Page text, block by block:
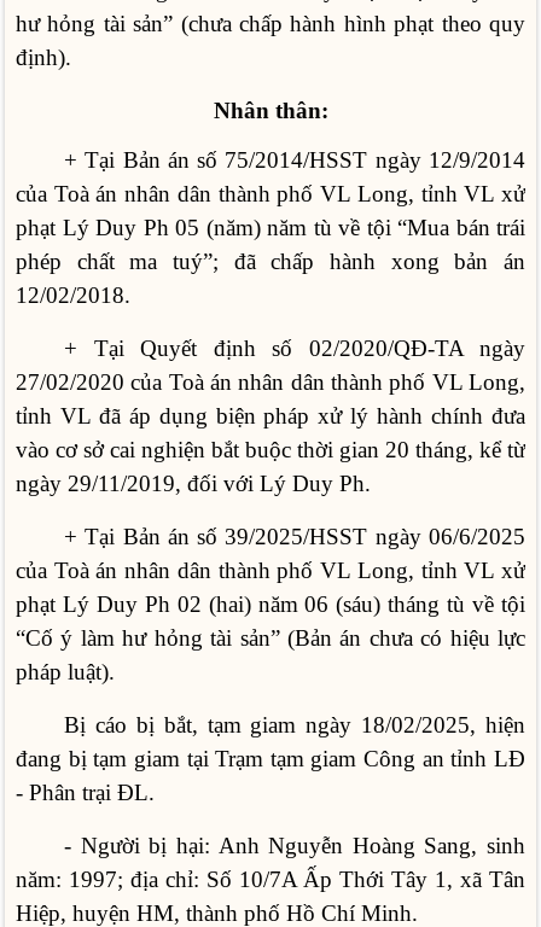
hư hỏng tài sản” (chưa chấp hành hình phạt theo quy
định).
Nhân thân:
+ Tại Bản án số 75/2014/HSST ngày 12/9/2014
của Toà án nhân dân thành phố VL Long, tỉnh VL xử
phạt Lý Duy Ph 05 (năm) năm tù về tội “Mua bán trái
phép chất ma tuý”; đã chấp hành xong bản án
12/02/2018.
+ Tại Quyết định số 02/2020/QĐ-TA ngày
27/02/2020 của Toà án nhân dân thành phố VL Long,
tỉnh VL đã áp dụng biện pháp xử lý hành chính đưa
vào cơ sở cai nghiện bắt buộc thời gian 20 tháng, kể từ
ngày 29/11/2019, đối với Lý Duy Ph.
+ Tại Bản án số 39/2025/HSST ngày 06/6/2025
của Toà án nhân dân thành phố VL Long, tỉnh VL xử
phạt Lý Duy Ph 02 (hai) năm 06 (sáu) tháng tù về tội
“Cố ý làm hư hỏng tài sản” (Bản án chưa có hiệu lực
pháp luật).
Bị cáo bị bắt, tạm giam ngày 18/02/2025, hiện
đang bị tạm giam tại Trạm tạm giam Công an tỉnh LĐ
- Phân trại ĐL.
- Người bị hại: Anh Nguyễn Hoàng Sang, sinh
năm: 1997; địa chỉ: Số 10/7A Ấp Thới Tây 1, xã Tân
Hiệp, huyện HM, thành phố Hồ Chí Minh.